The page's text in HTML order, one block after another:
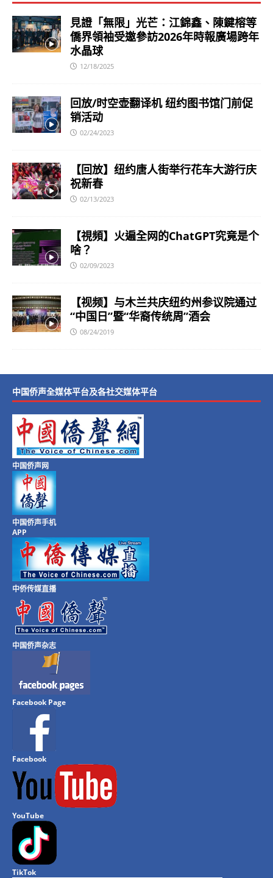
見證「無限」光芒：江錦鑫、陳鍵榕等
僑界領袖受邀參訪2026年時報廣場跨年
水晶球
12/18/2025
回放/时空壶翻译机 纽约图书馆门前促
销活动
02/24/2023
【回放】纽约唐人街举行花车大游行庆
祝新春
02/13/2023
【視頻】火遍全网的ChatGPT究竟是个
啥？
02/09/2023
【视频】与木兰共庆纽约州参议院通过
“中国日”暨“华裔传统周”酒会
08/24/2019
中国侨声全媒体平台及各社交媒体平台
中国侨声网
中国侨声手机
APP
中侨传媒直播
中国侨声杂志
Facebook Page
Facebook
YouTube
TikTok